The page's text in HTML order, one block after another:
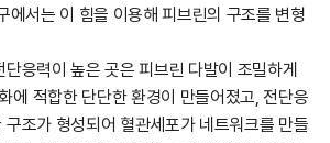
에서는 이 힘을 이용해 피브린의 구조를 변형
응력이 높은 곳은 피브린 다발이 조밀하게
에 적합한 단단한 환경이 만들어졌고, 전단응
조가 형성되어 혈관세포가 네트워크를 만들